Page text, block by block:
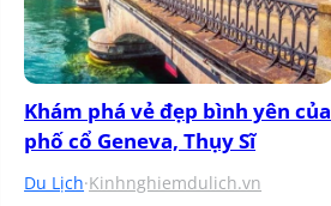
Khám phá vẻ đẹp bình yên của
phố cổ Geneva, Thụy Sĩ
Du Lịch·Kinhnghiemdulich.vn